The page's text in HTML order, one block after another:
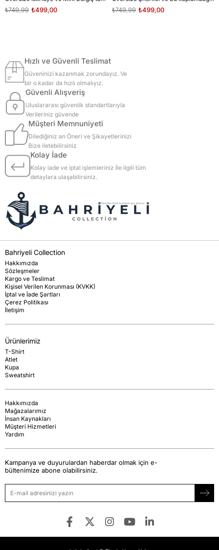
₺499,00
₺749,99 ₺499,00
₺749,99
Hızlı ve Güvenli Teslimat
Güveninizi kazanmak zorundayız. Ve
bir o kadar da hızlı olmalıyız.
Güvenli Alışveriş
Uluslararası güvenlik standartlarıyla
Verileriniz güvende
Müşteri Memnuniyeti
Dilediğiniz an Öneri ve Şikayetlerinizi
Bize iletebilirsiniz
Kolay İade
Kolay iade ve iptal işlemleriniz İle ilgili tüm
detaylara ulaşabilirsiniz.
Bahriyeli Collection
Hakkımızda
Sözleşmeler
Kargo ve Teslimat
Kişisel Verilen Korunması (KVKK)
İptal ve İade Şartları
Çerez Politikası
İletişim
Ürünlerimiz
T-Shirt
Atlet
Kupa
Sweatshirt
Hakkımızda
Mağazalarımız
İnsan Kaynakları
Müşteri Hizmetleri
Yardım
Kampanya ve duyurulardan haberdar olmak için e-
bültenimize abone olabilirsiniz.